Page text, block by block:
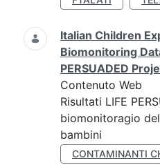
Italian Children
Biomonitoring
PERSUADED
Contenuto Web
Risultati LIFE
biomonitoragio
bambini
CONTAMINANTI